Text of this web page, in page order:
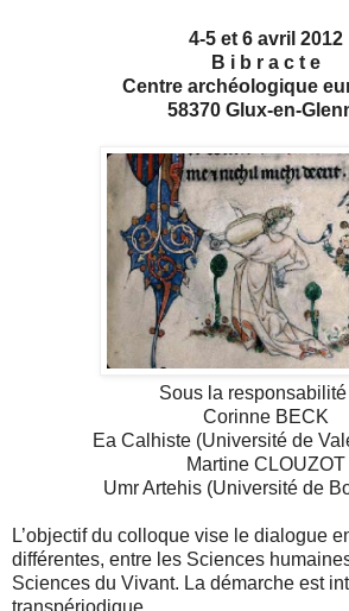
4‐5 et 6 avril 2012
B i b r a c t e
Centre archéologique
58370
Sous la
Corinne BECK
Ea Calhiste (Université de
Martine C LOUZOT
Umr Artehis (Université de
L’objectif du colloque vise le dialogue
différentes, entre les Sciences
Sciences du Vivant. La démarche est